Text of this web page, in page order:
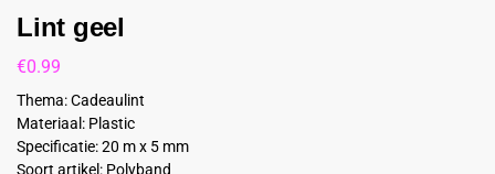
Lint geel
€0.99
Thema: Cadeaulint
Materiaal: Plastic
Specificatie: 20 m x 5 mm
Soort artikel: Polyband